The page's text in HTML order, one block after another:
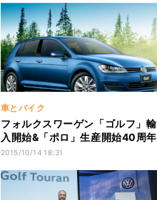
車とバイク
フォルクスワーゲン「ゴルフ」輸
入開始&「ポロ」生産開始40周年
記念モデル
2015/10/14 18:31